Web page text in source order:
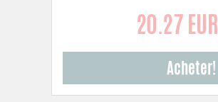
20.27 EUR
Acheter!